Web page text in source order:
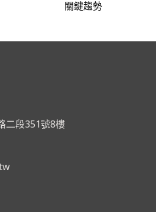
關鍵趨勢
二段351號8樓